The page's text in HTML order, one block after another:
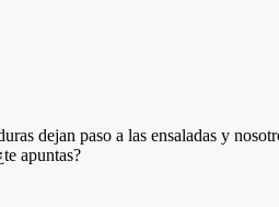
dejan paso a las ensaladas y
apuntas?